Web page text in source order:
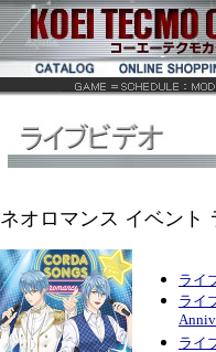
ネオロマンス イベント
ライ
ライ
ライ